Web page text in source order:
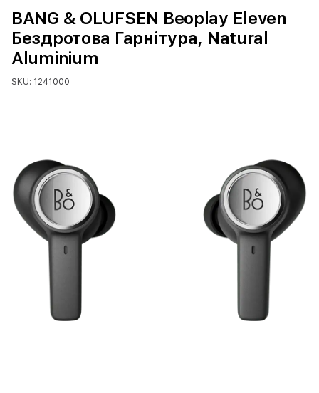
BANG & OLUFSEN Beoplay Eleven
Бездротова Гарнітура, Natural
Aluminium
SKU: 1241000